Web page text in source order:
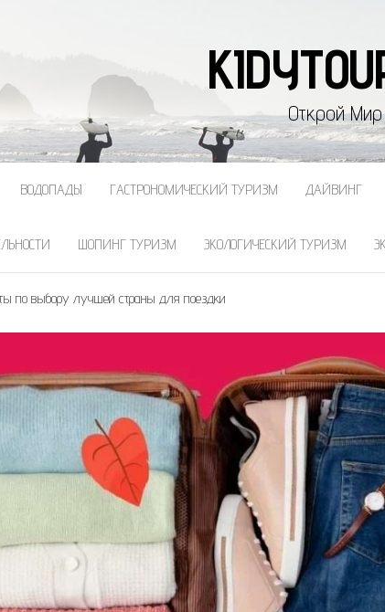
Открой Мир
ВОДОПАДЫ ГАСТРОНОМИЧЕСКИЙ ТУРИЗМ ДАЙВИНГ
ШОПИНГ ТУРИЗМ ЭКОЛОГИЧЕСКИЙ ТУРИЗМ
по выбору лучшей страны для поездки